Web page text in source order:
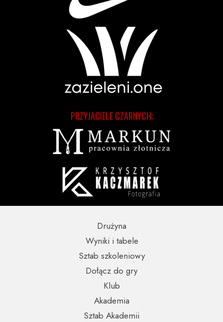
PRZYJACIELE CZARNYCH:
Wyniki i tabele
Sztab szkoleniowy
Sztab Akademii
Dołącz do gry
Drużyna
Akademia
Klub